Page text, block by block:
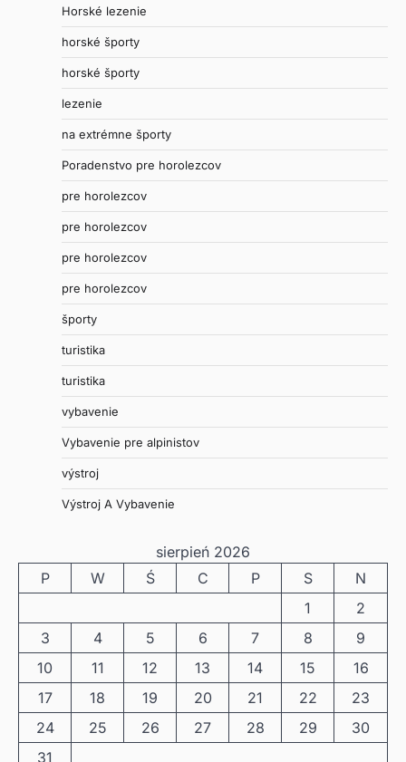
Horské lezenie
horské športy
horské športy
lezenie
na extrémne športy
Poradenstvo pre horolezcov
pre horolezcov
pre horolezcov
pre horolezcov
pre horolezcov
športy
turistika
turistika
vybavenie
Vybavenie pre alpinistov
výstroj
Výstroj A Vybavenie
sierpień 2026
P
W Ś C P S
N
1
2
3
4 5 6 7 8
9
10
11 12 13 14 15
16
17
18 19 20 21 22
23
24
25 26 27 28 29
30
31